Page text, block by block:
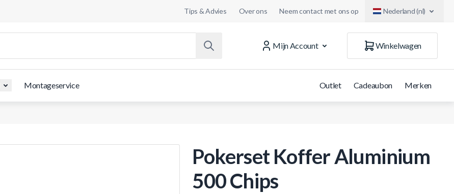
Tips & Advies Over ons Neem contact met ons op Nederland (nl)
Mijn Account
Winkelwagen
Montageservice Outlet Cadeaubon Merken
Pokerset Koffer Aluminium
500 Chips